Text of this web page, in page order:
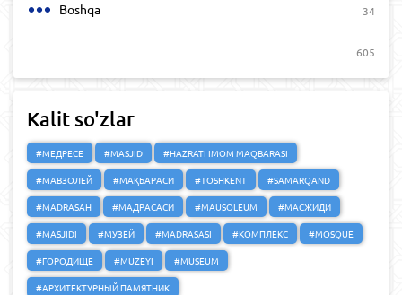
Boshqa 34
605
Kalit so'zlar
#МЕДРЕСЕ #MASJID
#HAZRATI IMOM MAQBARASI
#МАВЗОЛЕЙ
#МАҚБАРАСИ #TOSHKENT
#SAMARQAND
#MADRASAH
#МАДРАСАСИ #MAUSOLEUM
#МАСЖИДИ
#MASJIDI
#МУЗЕЙ #MADRASASI #КОМПЛЕКС
#MOSQUE
#ГОРОДИЩЕ
#MUZEYI
#MUSEUM
#АРХИТЕКТУРНЫЙ ПАМЯТНИК